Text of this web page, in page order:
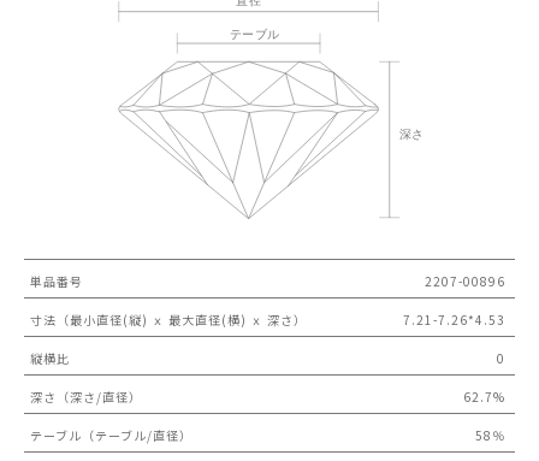
単品番号 2207-00896
寸法（最小直径(縦) ｘ 最大直径(横) ｘ 深さ） 7.21-7.26*4.53
縦横比 0
深さ（深さ/直径） 62.7%
テーブル（テーブル/直径） 58％